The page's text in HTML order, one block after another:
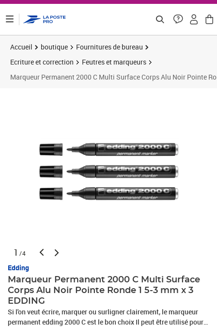
Accueil boutique
Fournitures de bureau
Ecriture et correction
Feutres et marqueurs
Marqueur Permanent 2000 C Multi Surface Corps Alu Noir Pointe
1 /4
Edding
Marqueur Permanent 2000 C Multi Surface
Corps Alu Noir Pointe Ronde 1 5-3 mm x 3
EDDING
Si l'on veut écrire, marquer ou surligner clairement, le marqueur
permanent edding 2000 C est le bon choix Il peut être utilisé pour